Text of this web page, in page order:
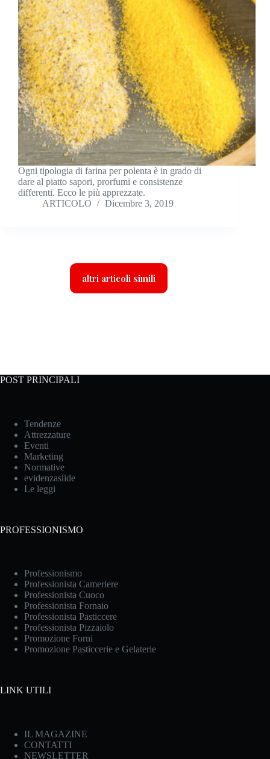
Ogni tipologia di farina per polenta è in grado di
dare al piatto sapori, prorfumi e consistenze
differenti. Ecco le più apprezzate.
ARTICOLO
Dicembre 3, 2019
altri articoli simili
POST PRINCIPALI
Tendenze
Attrezzature
Eventi
Marketing
Normative
evidenzaslide
Le leggi
PROFESSIONISMO
Professionismo
Professionista Cameriere
Professionista Cuoco
Professionista Fornaio
Professionista Pasticcere
Professionista Pizzaiolo
Promozione Forni
Promozione Pasticcerie e Gelaterie
LINK UTILI
IL MAGAZINE
CONTATTI
NEWSLETTER